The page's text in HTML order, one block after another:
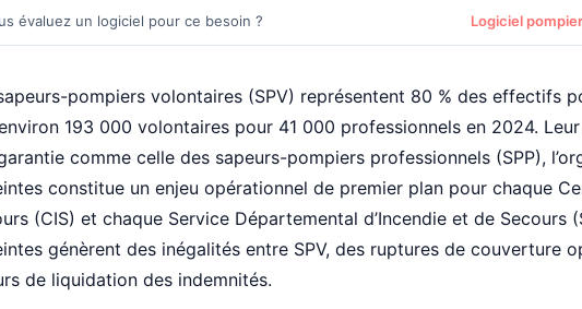
évaluez un logiciel pour ce besoin ? Logiciel
pompiers volontaires (SPV) représentent 80 % des effectifs
193 000 volontaires pour 41 000 professionnels en 2024.
comme celle des sapeurs-pompiers professionnels (SPP),
constitue un enjeu opérationnel de premier plan pour chaque
(CIS) et chaque Service Départemental d’Incendie et de Secours
génèrent des inégalités entre SPV, des ruptures de couverture
de liquidation des indemnités.